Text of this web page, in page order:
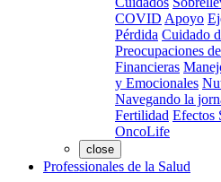
COVID Apoyo
Pérdida Cuidado
Preocupaciones
Financieras
y Emocionales
Navegando la
Fertilidad Efectos
OncoLife
close
Professionales de la Salud